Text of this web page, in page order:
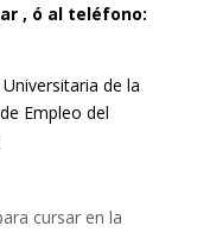
, ó al teléfono:
de la
Empleo del